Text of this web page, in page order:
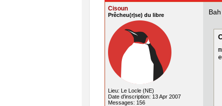
Cisoun
Prêcheu(r|se) du libre
Lieu: Le Locle (NE)
Date d'inscription: 13 Apr 2007
Messages: 156